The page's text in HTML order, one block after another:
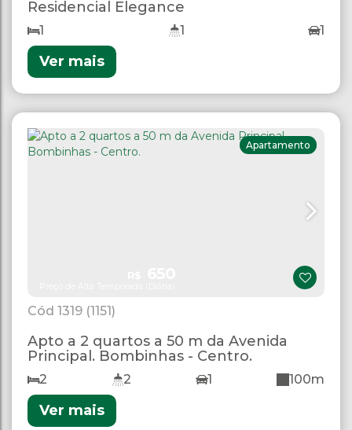
Residencial Elegance
1 1 1
Ver mais
1319 (1151)
Apartamento
Apto a 2 quartos a 50 m da Avenida
Principal. Bombinhas - Centro.
2 2 1 100m
Ver mais